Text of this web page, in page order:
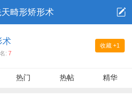
天畸形矫形术
收藏 +1
术
: 7
热门 热帖 精华